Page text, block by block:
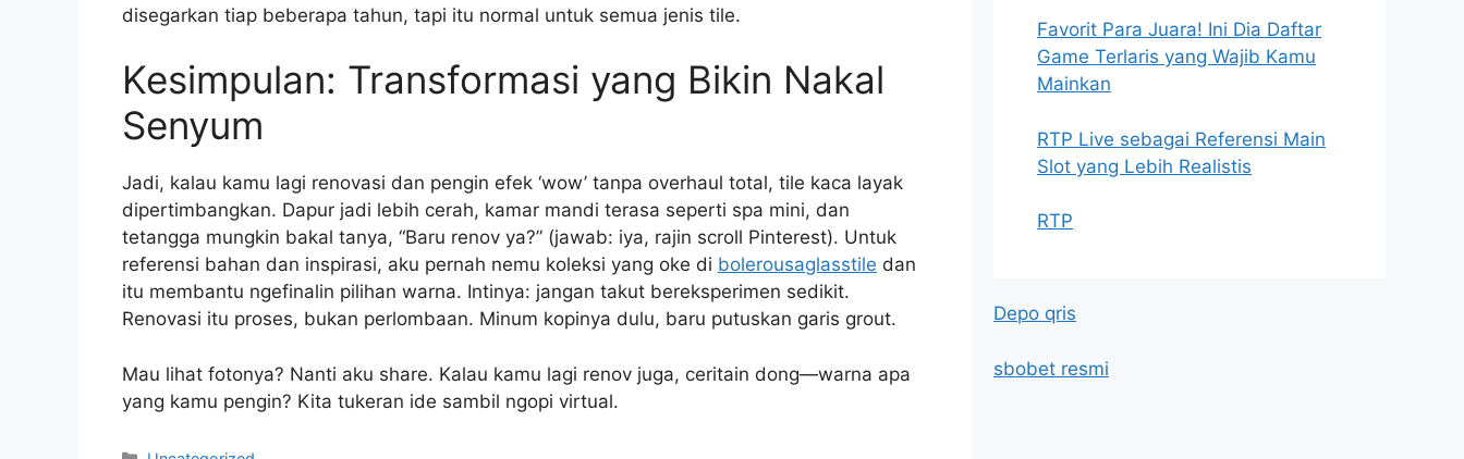
disegarkan tiap beberapa tahun, tapi itu normal untuk semua jenis tile.
Kesimpulan: Transformasi yang Bikin Nakal
Senyum
Jadi, kalau kamu lagi renovasi dan pengin efek ‘wow’ tanpa overhaul total, tile kaca layak
dipertimbangkan. Dapur jadi lebih cerah, kamar mandi terasa seperti spa mini, dan
tetangga mungkin bakal tanya, “Baru renov ya?” (jawab: iya, rajin scroll Pinterest). Untuk
referensi bahan dan inspirasi, aku pernah nemu koleksi yang oke di bolerousaglasstile dan
itu membantu ngefinalin pilihan warna. Intinya: jangan takut bereksperimen sedikit.
Renovasi itu proses, bukan perlombaan. Minum kopinya dulu, baru putuskan garis grout.
Mau lihat fotonya? Nanti aku share. Kalau kamu lagi renov juga, ceritain dong—warna apa
yang kamu pengin? Kita tukeran ide sambil ngopi virtual.
Favorit Para Juara! Ini Dia Daftar
Game Terlaris yang Wajib Kamu
Mainkan
RTP Live sebagai Referensi Main
Slot yang Lebih Realistis
RTP
Depo qris
sbobet resmi